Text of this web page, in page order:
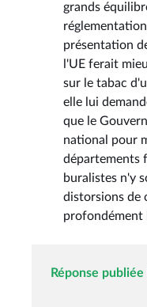
grands
présentation
l'UE ferait
sur le tabac
elle lui
que le
national pour
départements
buralistes n'y
distorsions de
profondément
Réponse